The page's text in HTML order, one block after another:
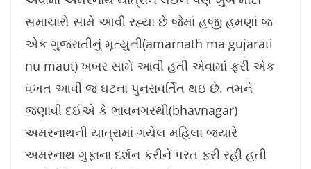
સમાચારો સામે આવી રહ્યા છે જેમાં હજી હમણાં જ
એક ગુજરાતીનું મૃત્યુની(amarnath ma gujarati
nu maut) ખબર સામે આવી હતી એવામાં ફરી એક
વખત આવી જ ઘટના પુનરાવર્તિત થઇ છે. તમને
જણાવી દઈએ કે ભાવનગરથી(bhavnagar)
અમરનાથની યાત્રામાં ગયેલ મહિલા જયારે
અમરનાથ ગુફાના દર્શન કરીને પરત ફરી રહી હતી